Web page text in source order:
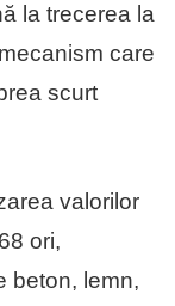
la trecerea la
care
scurt
valorilor
ori,
beton, lemn,